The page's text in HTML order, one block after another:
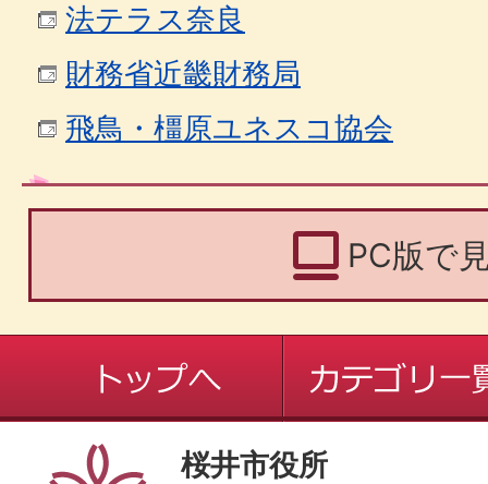
法テラス奈良
財務省近畿財務局
飛鳥・橿原ユネスコ協会
PC版で
桜井市役所